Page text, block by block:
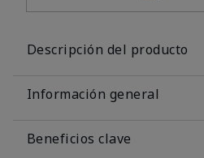
Descripción del producto
Información general
Beneficios clave